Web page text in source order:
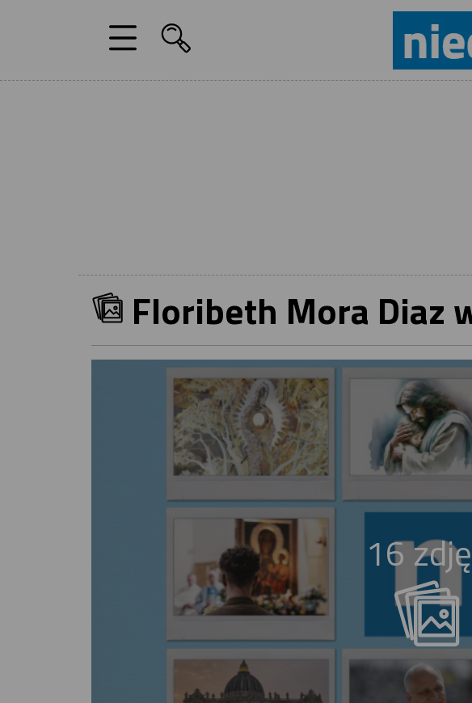
Floribeth Mora Diaz
16